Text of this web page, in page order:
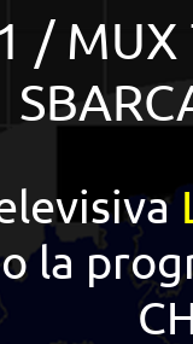
/ MUX
la